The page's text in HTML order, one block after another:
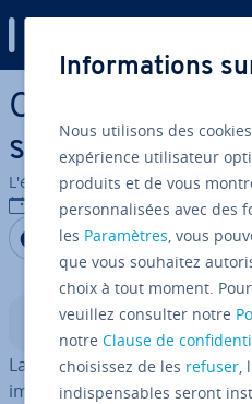
Aller au contenu principal
Com­pa­rai­son
seurs de VPN
L'équipe édi­to­riale IONOS
26/06/2019
Partager sur
Partager sur
Partager
Sommaire
La pro­tec­tion des données
important dans le monde
Informations
Nous utilisons des
expérience utilisateur
produits et de vous
personnalisées avec des
les Paramètres, vous
que vous souhaitez
choix à tout moment.
veuillez consulter notre
notreClause de
choisissez de les refuser,
indispensables seront